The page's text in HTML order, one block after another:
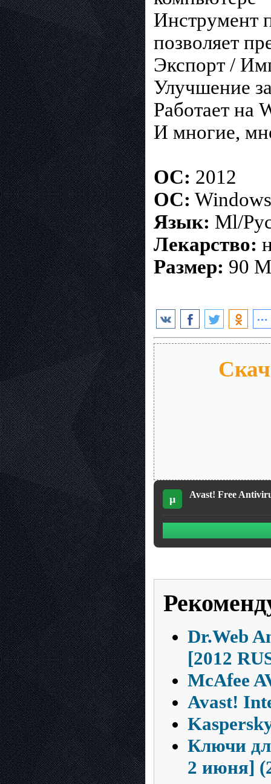
Инструмент
позволяет
Экспорт /
Улучшение
Работает на
И многие,
ОС: 2012
ОC:
Язык: Ml/
Лекарство:
Размер: 90
µ Avast! Free
Dr.Web
[2012
McAfee
Avast!
Ключи
2 июня]